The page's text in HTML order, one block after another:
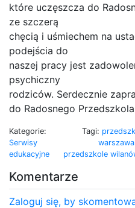
które uczęszcza do
ze szczerą
chęcią i uśmiechem na
podejścia do
naszej pracy jest
psychiczny
rodziców. Serdecznie
do Radosnego
Kategorie:
Serwisy
edukacyjne
Tagi:
warszawa
przedszkole
Komentarze
Zaloguj się, by